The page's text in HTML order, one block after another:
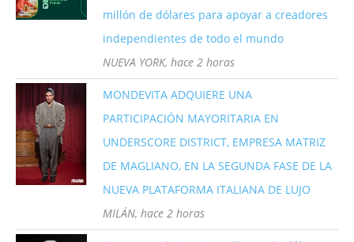
millón de dólares para apoyar a creadores
independientes de todo el mundo
NUEVA YORK, hace 2 horas
MONDEVITA ADQUIERE UNA
PARTICIPACIÓN MAYORITARIA EN
UNDERSCORE DISTRICT, EMPRESA MATRIZ
DE MAGLIANO, EN LA SEGUNDA FASE DE LA
NUEVA PLATAFORMA ITALIANA DE LUJO
MILÁN, hace 2 horas